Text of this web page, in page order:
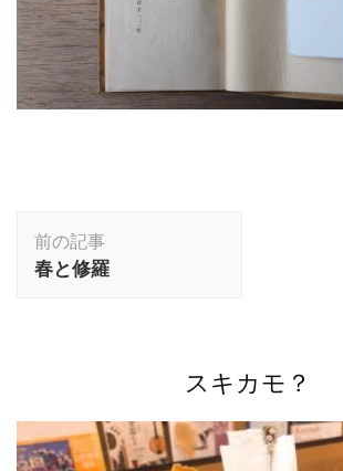
稿
ナ
ョ
ン
前の記事
春と修羅
スキカモ？